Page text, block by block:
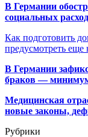
В Германии
социальных
Как подготовить
предусмотреть еще
В Германии
браков — минимум
Медицинская
новые законы,
Рубрики